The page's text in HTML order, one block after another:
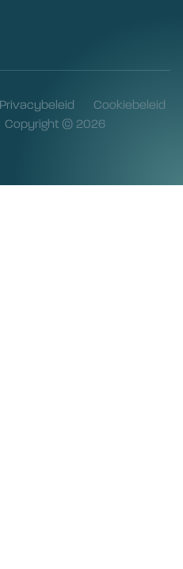
Privacybeleid
Cookiebeleid
Copyright © 2026